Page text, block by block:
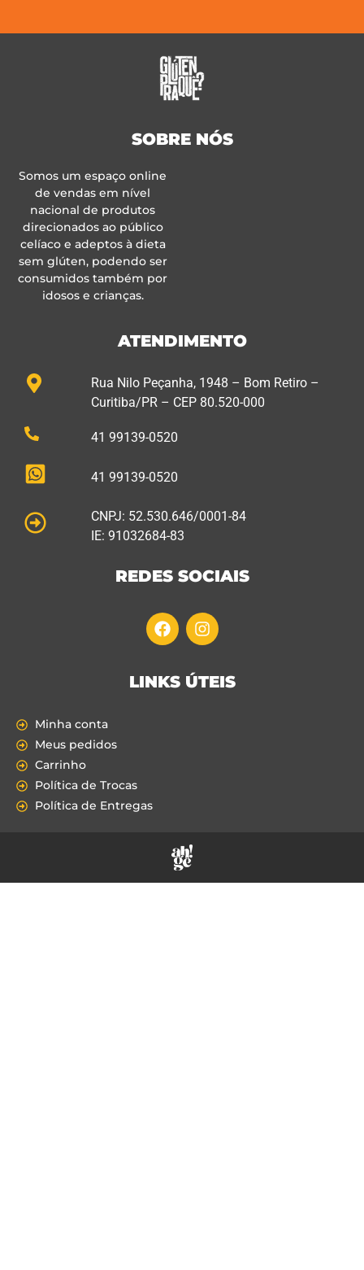
SOBRE NÓS
Somos um espaço online
de vendas em nível
nacional de produtos
direcionados ao público
celíaco e adeptos à dieta
sem glúten, podendo ser
consumidos também por
idosos e crianças.
ATENDIMENTO
Rua Nilo Peçanha, 1948 – Bom Retiro –
Curitiba/PR – CEP 80.520-000
41 99139-0520
41 99139-0520
CNPJ: 52.530.646/0001-84
IE: 91032684-83
REDES SOCIAIS
LINKS ÚTEIS
Minha conta
Meus pedidos
Carrinho
Política de Trocas
Política de Entregas